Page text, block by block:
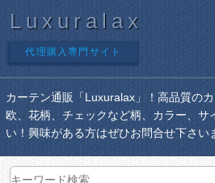
Luxuralax
代理購入専門サイト
カーテン通販「Luxuralax」！高品質の
欧、花柄、チェックなど柄、カラー、サ
い！興味がある方はぜひお問合せ下さい